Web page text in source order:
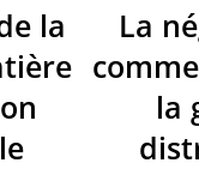
la
La
la